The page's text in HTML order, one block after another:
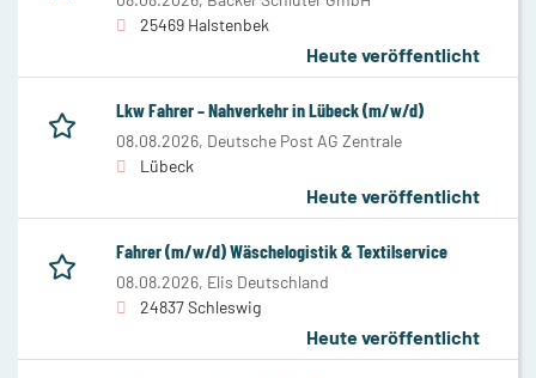
25469 Halstenbek
Heute veröffentlicht
Lkw Fahrer – Nahverkehr in Lübeck (m/w/d)
08.08.2026, Deutsche Post AG Zentrale
Lübeck
Heute veröffentlicht
Fahrer (m/w/d) Wäschelogistik & Textilservice
08.08.2026, Elis Deutschland
24837 Schleswig
Heute veröffentlicht